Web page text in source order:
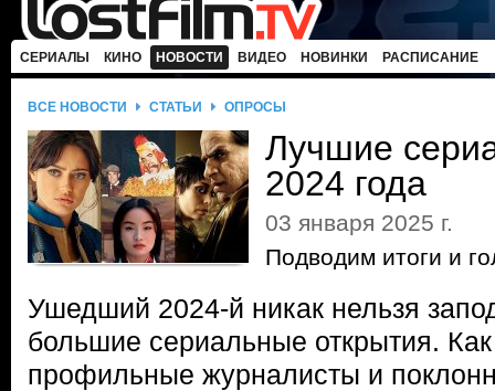
СЕРИАЛЫ КИНО НОВОСТИ ВИДЕО НОВИНКИ РАСПИСАНИЕ
ВСЕ НОВОСТИ СТАТЬИ ОПРОСЫ
Лучшие
2024 года
03 января 2025 г.
Подводим итоги и
Ушедший 2024-й никак нельзя
большие сериальные открытия.
профильные журналисты и